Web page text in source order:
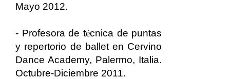
Mayo 2012.
- Profesora de técnica de puntas
y repertorio de ballet en Cervino
Dance Academy, Palermo, Italia.
Octubre-Diciembre 2011.